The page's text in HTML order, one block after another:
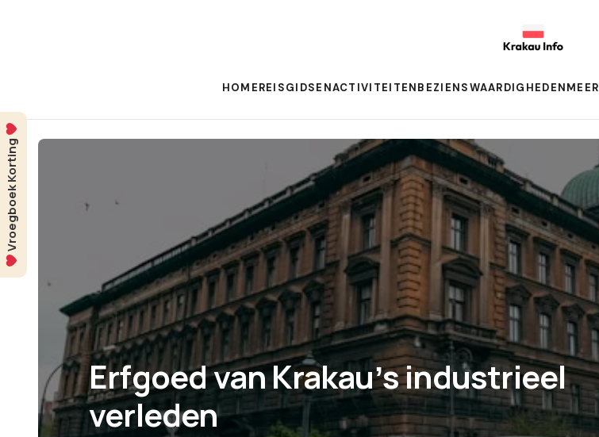
HOMEREISGIDSENACTIVITEITENBEZIENSWAARDIGHEDENMEER
Erfgoed van Krakauʼs industrieel
verleden
Vroegboek Korting